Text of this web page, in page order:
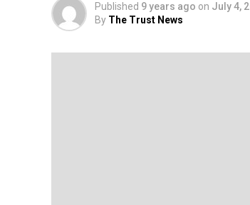
Published 9 years ago on July 4,
By The Trust News